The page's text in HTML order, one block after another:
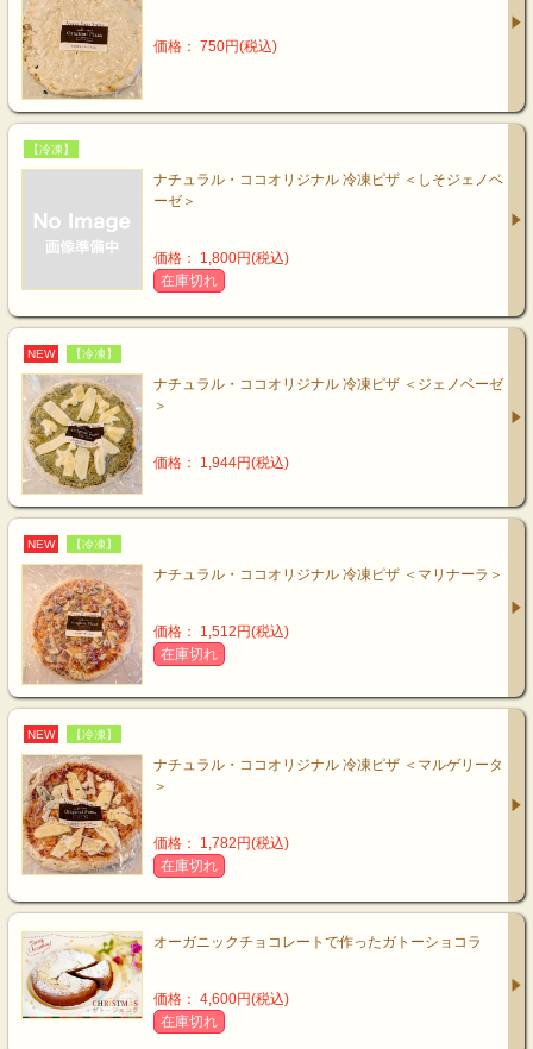
価格： 750円(税込)
【冷凍】
ナチュラル・ココオリジナル 冷凍ピザ ＜しそジェノベ
ーゼ＞
価格： 1,800円(税込)
在庫切れ
NEW 【冷凍】
ナチュラル・ココオリジナル 冷凍ピザ ＜ジェノベーゼ
＞
価格： 1,944円(税込)
NEW 【冷凍】
ナチュラル・ココオリジナル 冷凍ピザ ＜マリナーラ＞
価格： 1,512円(税込)
在庫切れ
NEW 【冷凍】
ナチュラル・ココオリジナル 冷凍ピザ ＜マルゲリータ
＞
価格： 1,782円(税込)
在庫切れ
オーガニックチョコレートで作ったガトーショコラ
価格： 4,600円(税込)
在庫切れ